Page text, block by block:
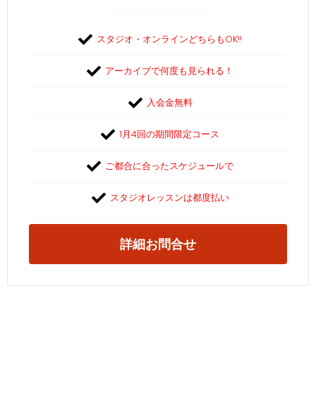
スタジオ・オンラインどちらもOK!!
アーカイブで何度も見られる！
入会金無料
1月4回の期間限定コース
ご都合に合ったスケジュールで
スタジオレッスンは都度払い
詳細お問合せ